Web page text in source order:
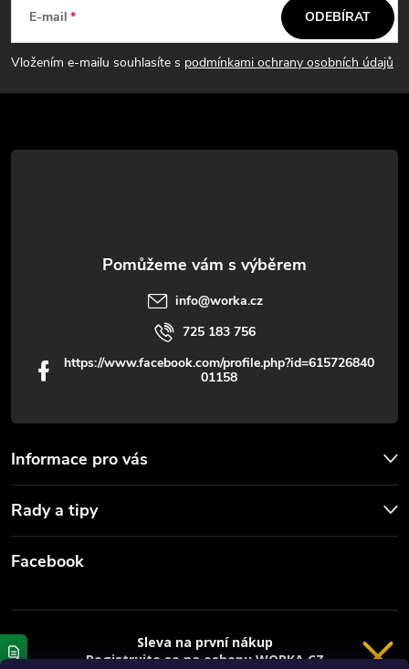
p
t
E-mail
Vložením e-mailu souhlasíte s podmínkami ochrany osobních údajů
ODEBÍRAT
Informace pro vás
Rady a tipy
info@worka.cz
725 183 756
https://www.facebook.com/profile.php?id=615726840
01158
Facebook
Sleva na první nákup
Registrujte se na eshopu WORKA.CZ